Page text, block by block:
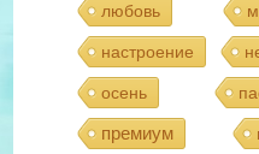
любовь
настроение
осень
премиум